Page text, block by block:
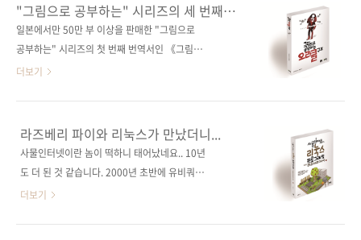
"그림으로 공부하는" 시리즈의 세 번째
책은?
일본에서만 50만 부 이상을 판매한 "그림으로
공부하는" 시리즈의 첫 번째 번역서인 《그림으
로 공부하는 시스템 성능 구조》, 그리고 두 번째
클"입니다. "그림으로 공부하는" 시리즈는 쉽게
설명한 텍스트, 그리고 그 텍스트를 다시 그림으
로 이해하기 쉽게 표현하는 일본 책 특유의 장점
독자들로부터도 호평을 받고 있습니다. 시리즈
의 세 번째 책인 《그림으로 공부하는 오라클 구
더보기
라즈베리 파이와 리눅스가 만났더니...
사물인터넷이란 놈이 떡하니 태어났네요.. 10년
도 더 된 것 같습니다. 2000년 초반에 유비쿼터
스(Ubiquitous)란 말이 유행병처럼 번진 적이
더보기